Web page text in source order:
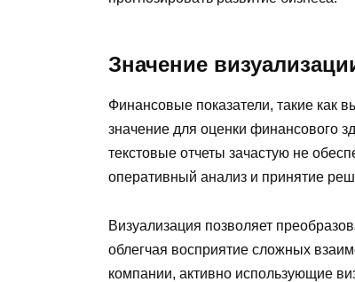
Значение
Финансовые показатели, такие как
значение для оценки финансового
текстовые отчеты зачастую не
оперативный анализ и принятие
Визуализация позволяет
облегчая восприятие сложных
компании, активно использующие